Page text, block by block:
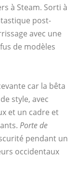
à Steam. Sorti à
post-
avec une
de modèles
car la bêta
style, avec
et un cadre et
Porte de
pendant un
occidentaux